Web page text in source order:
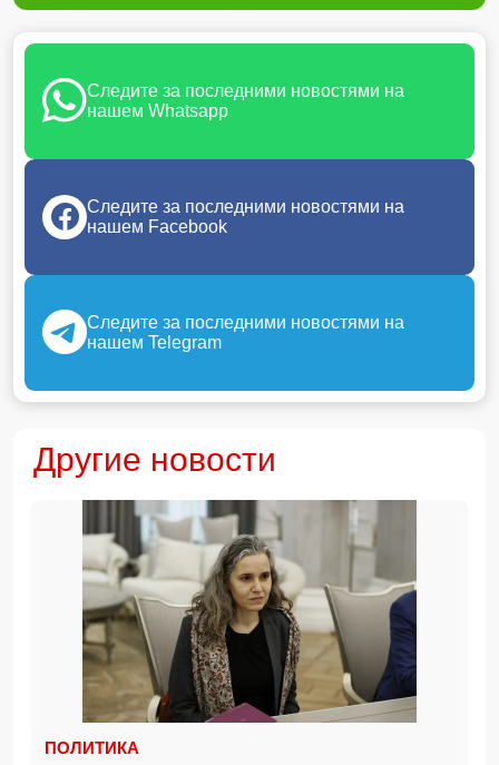
Следите за последними новостями на
нашем Whatsapp
Следите за последними новостями на
нашем Facebook
Следите за последними новостями на
нашем Telegram
Другие новости
ПОЛИТИКА